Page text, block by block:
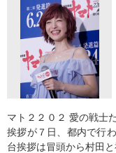
マト２２０２ 愛の戦士
挨拶が７日、都内で
台挨拶は冒頭から村田と